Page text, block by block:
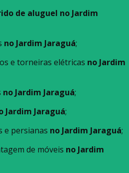
de aluguel no Jardim
no Jardim Jaraguá;
e torneiras elétricas no Jardim
no Jardim Jaraguá;
Jardim Jaraguá;
e persianas no Jardim Jaraguá;
de móveis no Jardim